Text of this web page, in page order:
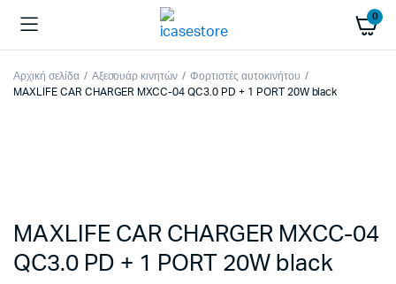
0
Αρχική σελίδα Αξεσουάρ κινητών
Φορτιστές αυτοκινήτου
MAXLIFE CAR CHARGER MXCC-04 QC3.0 PD + 1 PORT 20W black
MAXLIFE CAR CHARGER MXCC-04
QC3.0 PD + 1 PORT 20W black